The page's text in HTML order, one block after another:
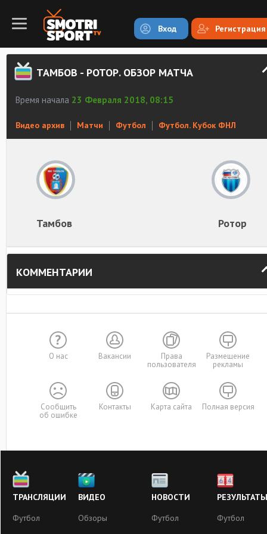
Вход Регистрация
ТАМБОВ - РОТОР. ОБЗОР МАТЧА
Время начала 23 Февраля 2018, 08:15
Видео архив Матчи Футбол Футбол. Кубок ФНЛ
Тамбов Ротор
КОММЕНТАРИИ
О нас Вакансии
Права
пользователя
Размещение
рекламы
Сообщить
об ошибке
Контакты Карта сайта Полная версия
ТРАНСЛЯЦИИ
Футбол
ВИДЕО
Обзоры
НОВОСТИ
Футбол
РЕЗУЛЬТАТЫ
Футбол